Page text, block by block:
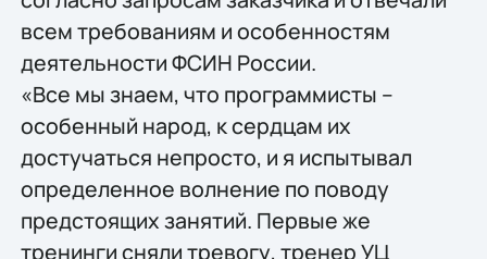
всем требованиям и особенностям
деятельности ФСИН России.
«Все мы знаем, что программисты –
особенный народ, к сердцам их
достучаться непросто, и я испытывал
определенное волнение по поводу
предстоящих занятий. Первые же
тренинги сняли тревогу, тренер УЦ